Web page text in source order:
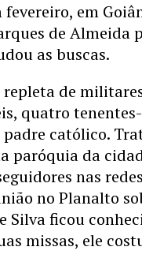
em
de Almeida
as buscas.
de
quatro
católico.
paróquia da
nas
no Planalto
Silva ficou
missas, ele